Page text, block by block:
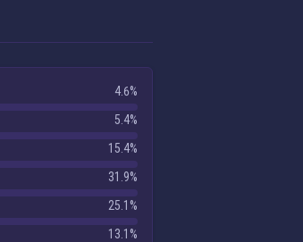
4.6%
5.4%
15.4%
31.9%
25.1%
13.1%